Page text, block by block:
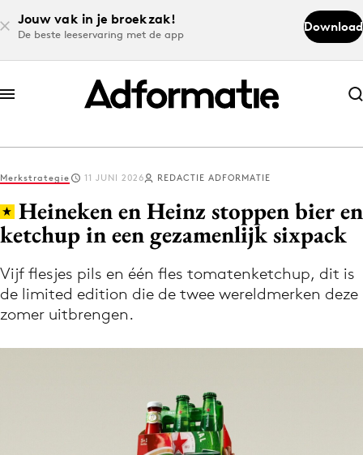
Jouw vak in je broekzak!
De beste leeservaring met de app
Download
Abonneer nu
Abonneer nu
Log in
Download de app
Volg het laatste nieuws via de Adformatie
Nieuws app
Merkstrategie 11 JUNI 2026 REDACTIE ADFORMATIE
Heineken en Heinz stoppen bier en
ketchup in een gezamenlijk sixpack
Vijf flesjes pils en één fles tomatenketchup, dit is
de limited edition die de twee wereldmerken deze
zomer uitbrengen.